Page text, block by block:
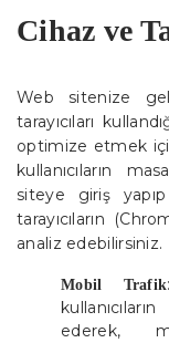
Cihaz ve
Web sitenize
tarayıcıları
optimize etmek
kullanıcıların
siteye giriş yapıp
tarayıcıların
analiz edebilirsiniz.
Mobil Trafik
ederek,